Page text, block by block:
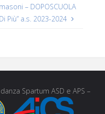
– DOPOSCUOLA
Più” a.s. 2023-2024
Spartum ASD e APS –